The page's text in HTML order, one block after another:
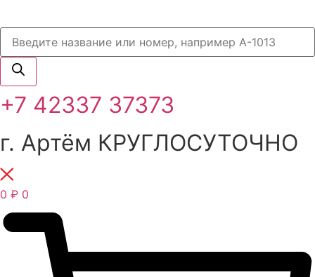
Поиск
товаров
+7 42337 37373
г. Артём КРУГЛОСУТОЧНО
0 ₽ 0